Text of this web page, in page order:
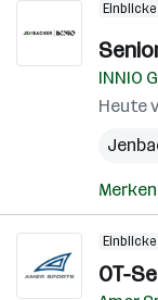
Einblicke
INNIO
Heute
Merken
Einblicke
OT-